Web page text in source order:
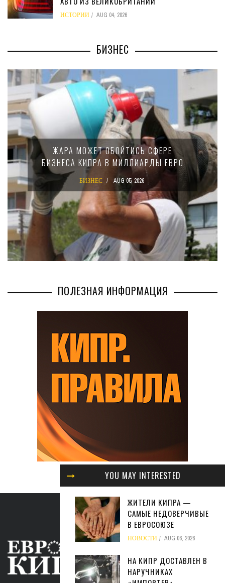
YOU MAY INTERESTED
ЖИТЕЛИ КИПРА —
САМЫЕ НЕДОВЕРЧИВЫЕ
В ЕВРОСОЮЗЕ
НОВОСТИ AUG 06, 2026
НА КИПР ДОСТАВЛЕН В
НАРУЧНИКАХ
ИСТОРИИ AUG 04, 2026
БИЗНЕС
МИНФИН КИПРА ПЕРЕПИСАЛ ЗАКОН О
15-ПРОЦЕНТНОМ НАЛОГЕ ДЛЯ
КРУПНЫХ МЕЖДУНАРОДНЫХ
КОМПАНИЙ
БИЗНЕС AUG 02, 2026
ПОЛЕЗНАЯ ИНФОРМАЦИЯ